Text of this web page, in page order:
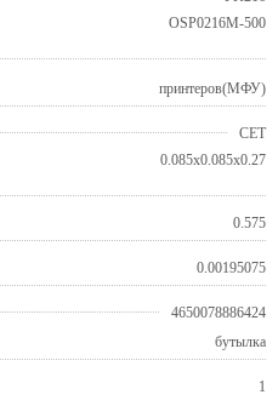
OSP0216M-500
принтеров(МФУ)
CET
0.085x0.085x0.27
0.575
0.00195075
4650078886424
бутылка
1